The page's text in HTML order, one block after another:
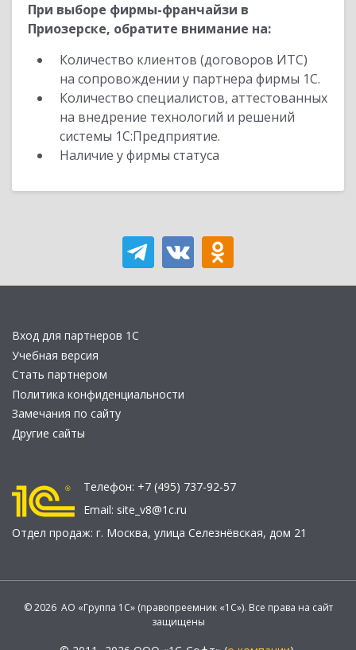
При выборе фирмы-франчайзи в
Приозерске, обратите внимание на:
Количество клиентов (договоров ИТС)
на сопровождении у партнера фирмы 1С.
Количество специалистов, аттестованных
на внедрение технологий и решений
системы 1С:Предприятие.
Наличие у фирмы статуса
Вход для партнеров 1С
Учебная версия
Стать партнером
Политика конфиденциальности
Замечания по сайту
Другие сайты
Телефон: +7 (495) 737-92-57
Email: site_v8@1c.ru
Отдел продаж: г. Москва, улица Селезнёвская, дом 21
© 2026 АО «Группа 1С» (правопреемник «1С»). Все права на сайт
защищены